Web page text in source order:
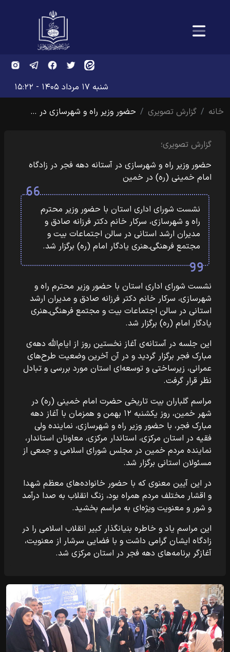
شنبه ۱۷ مرداد ۱۴۰۵ - ۱۵:۲۲
خانه
گزارش تصویری حضور وزیر راه و شهرسازی در …
گزارش تصویری؛
حضور وزیر راه و شهرسازی در آستانه دهه فجر در زادگاه
امام خمینی (ره) در خمین
نشست شورای اداری استان با حضور وزیر محترم
راه و شهرسازی، سرکار خانم دکتر فرزانه صادق و
مدیران ارشد استانی در سالن اجتماعات بیت و
مجتمع فرهنگی‌ـ‌هنری یادگار امام (ره) برگزار شد.
نشست شورای اداری استان با حضور وزیر محترم راه و
شهرسازی، سرکار خانم دکتر فرزانه صادق و مدیران ارشد
استانی در سالن اجتماعات بیت و مجتمع فرهنگی‌ـ‌هنری
یادگار امام (ره) برگزار شد.
این جلسه در آستانه‌ی آغاز نخستین روز از ایام‌الله دهه‌ی
مبارک فجر برگزار گردید و در آن آخرین وضعیت طرح‌های
عمرانی، زیرساختی و توسعه‌ای استان مورد بررسی و تبادل
نظر قرار گرفت.
مراسم گلباران بیت تاریخی حضرت امام خمینی (ره) در
شهر خمین، روز یکشنبه ۱۲ بهمن و همزمان با آغاز دهه
مبارک فجر، با حضور وزیر راه و شهرسازی، نماینده ولی
فقیه در استان مرکزی، استاندار مرکزی، معاونان استاندار،
نماینده مردم خمین در مجلس شورای اسلامی و جمعی از
مسئولان استانی برگزار شد.
در این آیین معنوی که با حضور خانواده‌های معظم شهدا
و اقشار مختلف مردم همراه بود، زنگ انقلاب به صدا درآمد
و شور و معنویت ویژه‌ای به مراسم بخشید.
این مراسم یاد و خاطره بنیانگذار کبیر انقلاب اسلامی را در
زادگاه ایشان گرامی داشت و با فضایی سرشار از معنویت،
آغازگر برنامه‌های دهه فجر در استان مرکزی شد.